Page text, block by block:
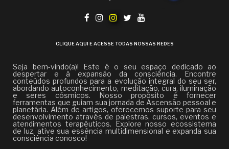
CLIQUE AQUI E ACESSE TODAS NOSSAS REDES
Seja bem-vindo(a)! Este é o seu espaço dedicado ao
despertar e à expansão da consciência. Encontre
conteúdos profundos para a evolução integral do seu ser,
abordando autoconhecimento, meditação, cura, iluminação
e seres cósmicos. Nosso propósito é fornecer
ferramentas que guiam sua jornada de Ascensão pessoal e
planetária. Além de artigos, oferecemos suporte para seu
desenvolvimento através de palestras, cursos, eventos e
atendimentos terapêuticos. Explore nosso ecossistema
de luz, ative sua essência multidimensional e expanda sua
consciência conosco!